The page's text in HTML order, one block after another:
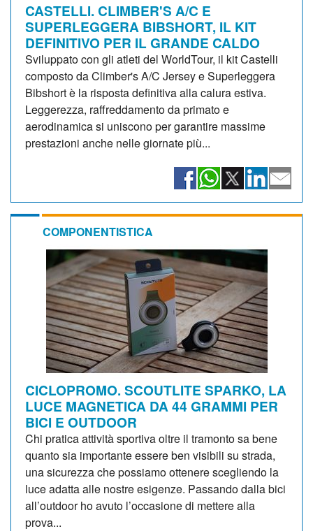
CASTELLI. CLIMBER'S A/C E
SUPERLEGGERA BIBSHORT, IL KIT
DEFINITIVO PER IL GRANDE CALDO
Sviluppato con gli atleti del WorldTour, il kit Castelli
composto da Climber's A/C Jersey e Superleggera
Bibshort è la risposta definitiva alla calura estiva.
Leggerezza, raffreddamento da primato e
aerodinamica si uniscono per garantire massime
prestazioni anche nelle giornate più...
COMPONENTISTICA
CICLOPROMO. SCOUTLITE SPARKO, LA
LUCE MAGNETICA DA 44 GRAMMI PER
BICI E OUTDOOR
Chi pratica attività sportiva oltre il tramonto sa bene
quanto sia importante essere ben visibili su strada,
una sicurezza che possiamo ottenere scegliendo la
luce adatta alle nostre esigenze. Passando dalla bici
all’outdoor ho avuto l’occasione di mettere alla
prova...